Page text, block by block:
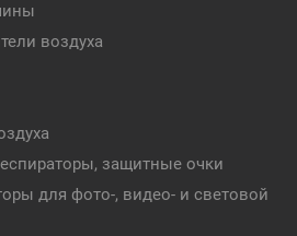
воздуха
защитные очки
для фото-, видео- и световой